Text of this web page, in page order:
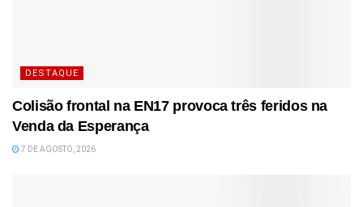
DESTAQUE
Colisão frontal na EN17 provoca três feridos na
Venda da Esperança
7 DE AGOSTO, 2026